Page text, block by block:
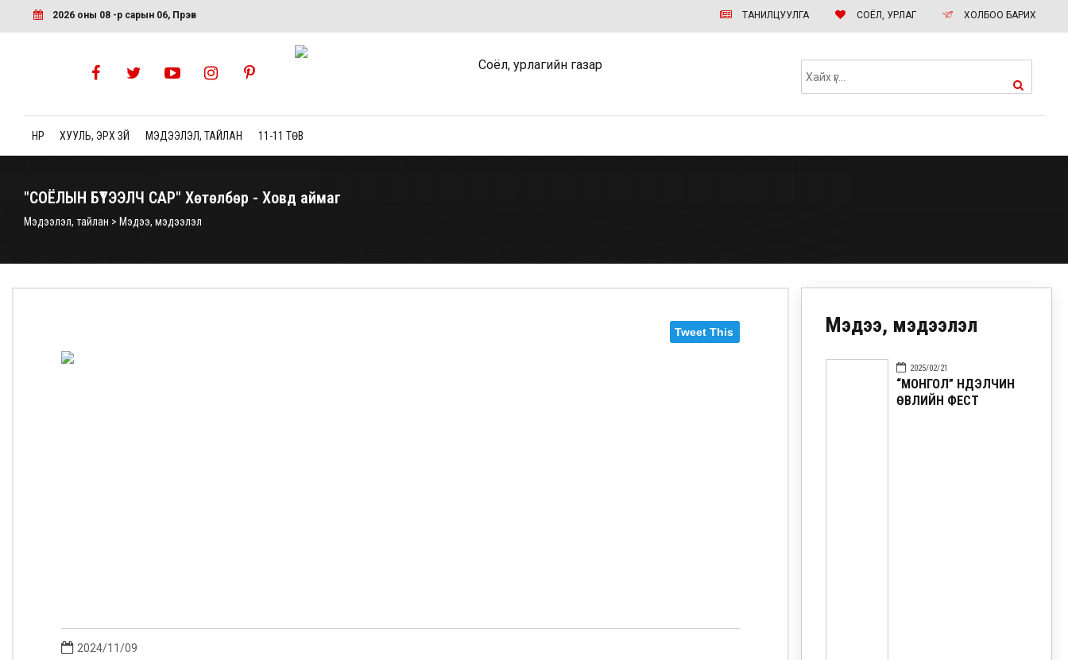
2026 оны 08 -р сарын 06, Пүрэв ТАНИЛЦУУЛГА СОЁЛ, УРЛАГ ХОЛБОО БАРИХ
НҮҮР ХУУЛЬ, ЭРХ ЗҮЙ МЭДЭЭЛЭЛ, ТАЙЛАН 11-11 ТӨВ
"СОЁЛЫН БҮТЭЭЛЧ САР" Хөтөлбөр - Ховд аймаг
Мэдээлэл, тайлан > Мэдээ, мэдээлэл
Tweet This
2024/11/09
Мэдээ, мэдээлэл
2025/02/21
“МОНГОЛ” НҮҮДЭЛЧИН
ӨВЛИЙН ФЕСТ